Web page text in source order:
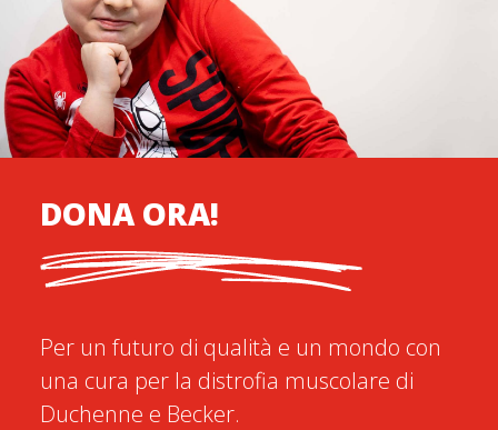
DONA ORA!
Per un futuro di qualità e un mondo con
una cura per la distrofia muscolare di
Duchenne e Becker.